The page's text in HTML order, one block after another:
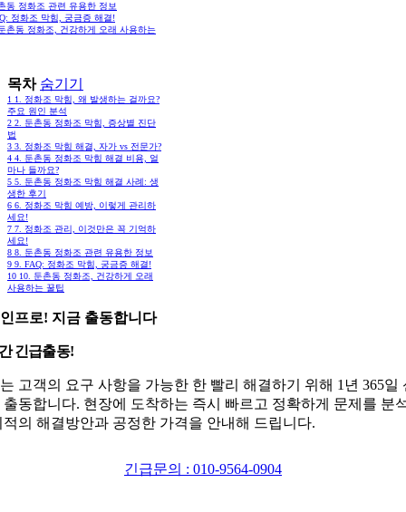
동 정화조 관련 유용한 정보
정화조 막힘, 궁금증 해결!
촌동 정화조, 건강하게 오래 사용하는
목차 숨기기
1 1. 정화조 막힘, 왜 발생하는 걸까요?
주요 원인 분석
2 2. 둔촌동 정화조 막힘, 증상별 진단
법
3 3. 정화조 막힘 해결, 자가 vs 전문가?
4 4. 둔촌동 정화조 막힘 해결 비용, 얼
마나 들까요?
5 5. 둔촌동 정화조 막힘 해결 사례: 생
생한 후기
6 6. 정화조 막힘 예방, 이렇게 관리하
세요!
7 7. 정화조 관리, 이것만은 꼭 기억하
세요!
8 8. 둔촌동 정화조 관련 유용한 정보
9 9. FAQ: 정화조 막힘, 궁금증 해결!
10 10. 둔촌동 정화조, 건강하게 오래
사용하는 꿀팁
프로! 지금 출동합니다
긴급출동!
고객의 요구 사항을 가능한 한 빨리 해결하기 위해 1년 365일
출동합니다. 현장에 도착하는 즉시 빠르고 정확하게 문제를 분
적의 해결방안과 공정한 가격을 안내해 드립니다.
긴급문의 : 010-9564-0904